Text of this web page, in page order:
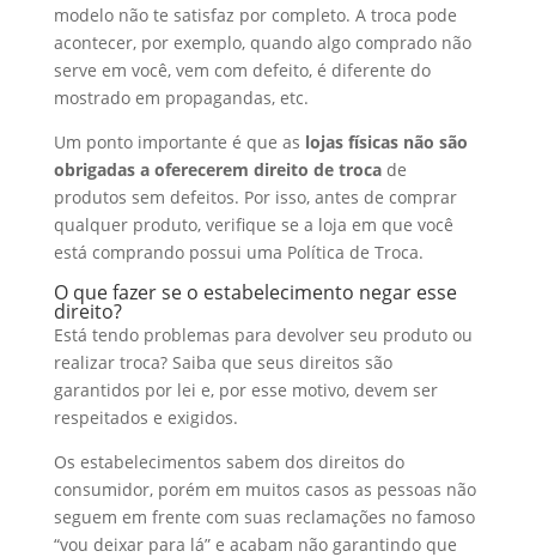
modelo não te satisfaz por completo. A troca pode
acontecer, por exemplo, quando algo comprado não
serve em você, vem com defeito, é diferente do
mostrado em propagandas, etc.
Um ponto importante é que as lojas físicas não são
obrigadas a oferecerem direito de trocade
produtos sem defeitos. Por isso, antes de comprar
qualquer produto, verifique se a loja em que você
está comprando possui uma Política de Troca.
O que fazer se o estabelecimento negar esse
direito?
Está tendo problemas para devolver seu produto ou
realizar troca? Saiba que seus direitos são
garantidos por lei e, por esse motivo, devem ser
respeitados e exigidos.
Os estabelecimentos sabem dos direitos do
consumidor, porém em muitos casos as pessoas não
seguem em frente com suas reclamações no famoso
“vou deixar para lá” e acabam não garantindo que